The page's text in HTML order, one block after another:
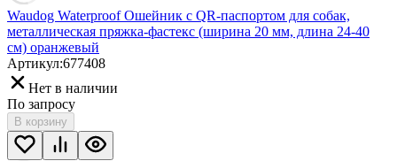
Waudog Waterproof Ошейник с QR-паспортом для собак,
металлическая пряжка-фастекс (ширина 20 мм, длина 24-40
см) оранжевый
Артикул:677408
Нет в наличии
По запросу
В корзину